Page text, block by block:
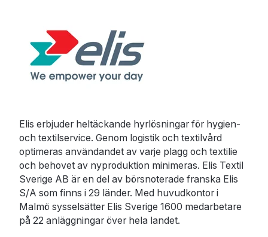
Elis erbjuder heltäckande hyrlösningar för hygien-
och textilservice. Genom logistik och textilvård
optimeras användandet av varje plagg och textilie
och behovet av nyproduktion minimeras. Elis Textil
Sverige AB är en del av börsnoterade franska Elis
S/A som finns i 29 länder. Med huvudkontor i
Malmö sysselsätter Elis Sverige 1600 medarbetare
på 22 anläggningar över hela landet.